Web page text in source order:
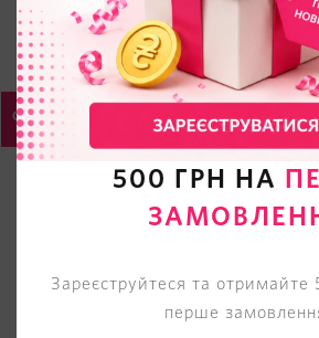
500 ГРН НА
Зареєструйтеся та отримайте
перше